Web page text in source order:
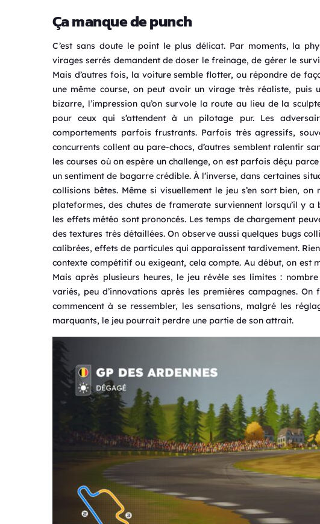
Ça manque de punch
C’est sans doute le point le plus délicat. Par moments, la
virages serrés demandent de doser le freinage, de gérer le
Mais d’autres fois, la voiture semble flotter, ou répondre de
une même course, on peut avoir un virage très réaliste,
bizarre, l’impression qu’on survole la route au lieu de la
pour ceux qui s’attendent à un pilotage pur. Les
comportements parfois frustrants. Parfois très agressifs,
concurrents collent au pare-chocs, d’autres semblent ralentir
les courses où on espère un challenge, on est parfois déçu
un sentiment de bagarre crédible. À l’inverse, dans certaines
collisions bêtes. Même si visuellement le jeu s’en sort bien, on
plateformes, des chutes de framerate surviennent lorsqu’il y
les effets météo sont prononcés. Les temps de chargement
des textures très détaillées. On observe aussi quelques bugs
calibrées, effets de particules qui apparaissent tardivement.
contexte compétitif ou exigeant, cela compte. Au début, on est
Mais après plusieurs heures, le jeu révèle ses limites :
variés, peu d’innovations après les premières campagnes.
commencent à se ressembler, les sensations, malgré les
marquants, le jeu pourrait perdre une partie de son attrait.